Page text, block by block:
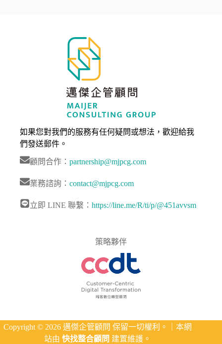
如果您對我們的服務有任何疑問或想法，歡迎給我
們發送郵件。
顧問合作：partnership@mjpcg.com
業務諮詢：contact@mjpcg.com
立即 LINE 聯繫：https://line.me/R/ti/p/@451avvsm
策略夥伴
Copyright © 2026 邁傑企管顧問 保留一切權利。｜本網
站由快找整合顧問 建置維護。